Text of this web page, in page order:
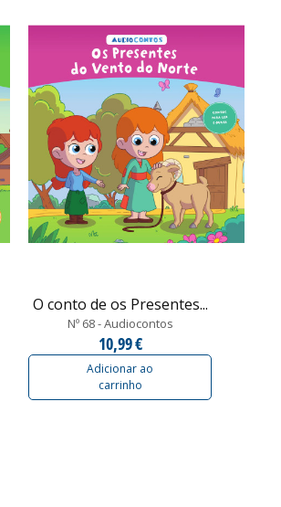
O conto de os Presentes...
Nº 68 - Audiocontos
10,99 €
Adicionar ao
carrinho